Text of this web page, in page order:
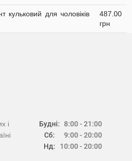
кульковий для чоловіків
487.00
грн
Будні:
Сб:
Нд:
8:00 - 21:00
9:00 - 20:00
10:00 - 20:00
і